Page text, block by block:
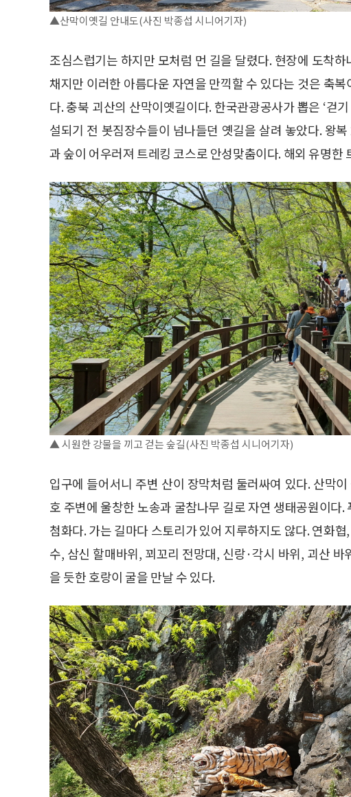
▲산막이옛길 안내도(사진 박종섭 시니어기자)
조심스럽기는 하지만 모처럼 먼 길을 달렸다. 현장에 도착
채지만 이러한 아름다운 자연을 만끽할 수 있다는 것은 축
다. 충북 괴산의 산막이옛길이다. 한국관광공사가 뽑은 ‘걷
설되기 전 봇짐장수들이 넘나들던 옛길을 살려 놓았다. 왕
과 숲이 어우러져 트레킹 코스로 안성맞춤이다. 해외 유명한
▲ 시원한 강물을 끼고 걷는 숲길(사진 박종섭 시니어기자)
입구에 들어서니 주변 산이 장막처럼 둘러싸여 있다. 산막
호 주변에 울창한 노송과 굴참나무 길로 자연 생태공원이다
첨화다. 가는 길마다 스토리가 있어 지루하지도 않다. 연화
수, 삼신 할매바위, 꾀꼬리 전망대, 신랑·각시 바위, 괴산
을 듯한 호랑이 굴을 만날 수 있다.